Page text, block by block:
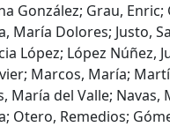
González; Grau, Enric;
María Dolores; Justo,
López; López Núñez,
Marcos, María;
del Valle; Navas,
Otero, Remedios;